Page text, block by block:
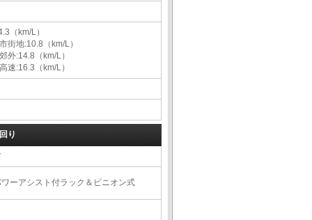
（km/L）
街地:10.8（km/L）
外:14.8（km/L）
速:16.3（km/L）
り
ーアシスト付ラック＆ピニオン式